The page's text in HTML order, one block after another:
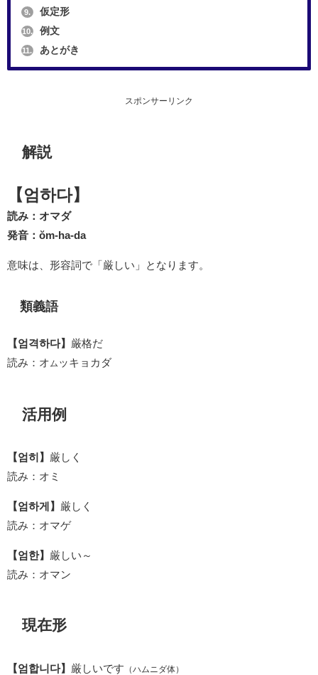
9. 仮定形
10. 例文
11. あとがき
スポンサーリンク
解説
【엄하다】
読み：オマダ
発音：ŏm-ha-da
意味は、形容詞で「厳しい」となります。
類義語
【엄격하다】 厳格だ
読み：オ ム ッキョカダ
活用例
【엄히】 厳しく
読み：オミ
【엄하게】 厳しく
読み：オマゲ
【엄한】 厳しい～
読み：オマン
現在形
【엄합니다】 厳しいです （ハムニダ体）